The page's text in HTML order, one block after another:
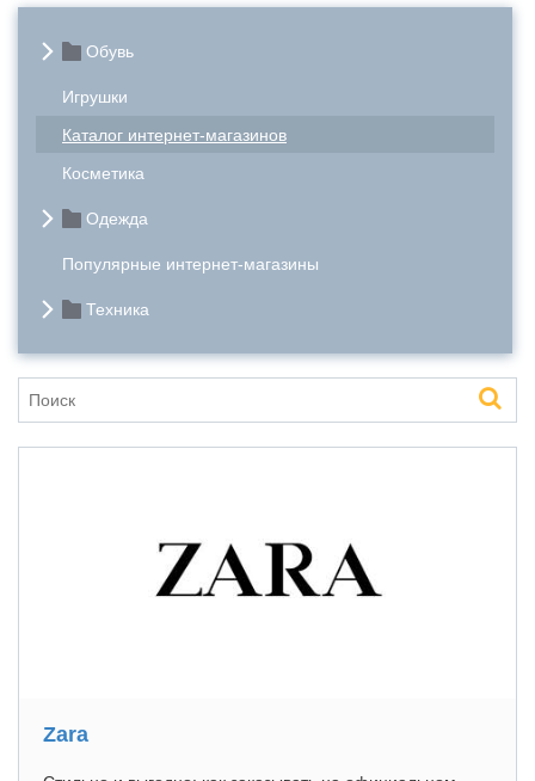
Обувь
Игрушки
Каталог интернет-магазинов
Косметика
Одежда
Популярные интернет-магазины
Техника
Zara